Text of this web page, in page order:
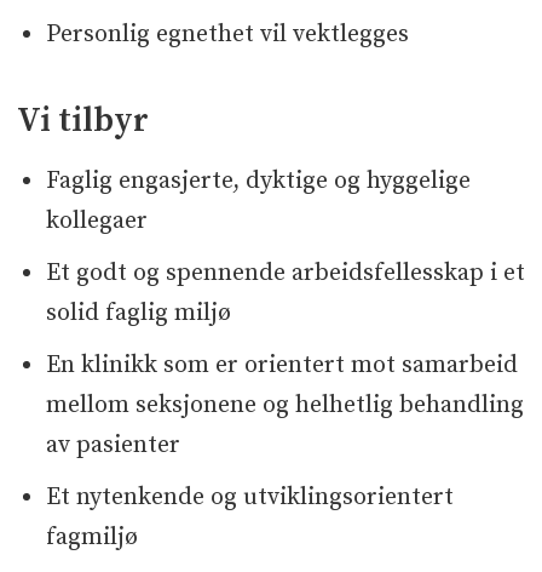
Personlig egnethet vil vektlegges
Vi tilbyr
Faglig engasjerte, dyktige og hyggelige
kollegaer
Et godt og spennende arbeidsfellesskap i et
solid faglig miljø
En klinikk som er orientert mot samarbeid
mellom seksjonene og helhetlig behandling
av pasienter
Et nytenkende og utviklingsorientert
fagmiljø